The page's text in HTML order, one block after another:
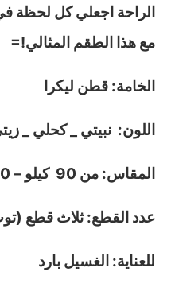
الراحة اجعلي كل لحظة في
مع هذا الطقم المثالي!=
الخامة: قطن ليكرا
اللون: نبيتي _ كحلي _
المقاس: من 90 كيلو – 120 كيلو
عدد القطع: ثلاث قطع
للعناية: الغسيل بارد